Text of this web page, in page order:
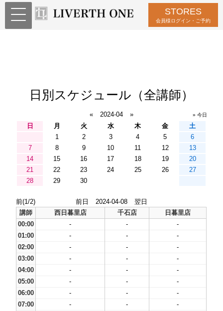
STORES
会員様ログイン・ご予約
日別スケジュール（全講師）
« 2024-04 » » 今日
日 月 火 水 木 金
土
1
2 3 4 5
6
7
8 9 10 11 12
13
14
15 16 17 18 19
20
21
22 23 24 25 26
27
28
29 30
前(1/2) 前日 2024-04-08
翌日
講師
西日暮里店 千石店
日暮里店
00:00
- -
-
01:00
- -
-
02:00
- -
-
03:00
- -
-
04:00
- -
-
05:00
- -
-
06:00
- -
-
07:00
- -
-